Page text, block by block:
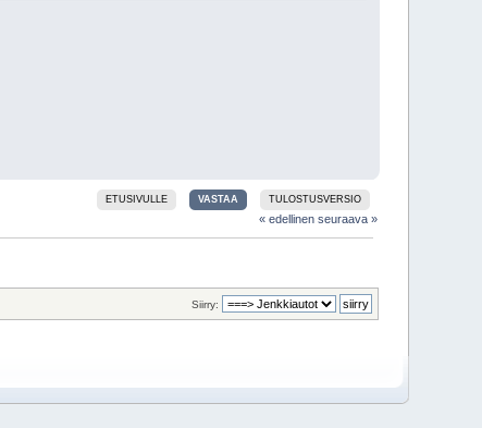
ETUSIVULLE VASTAA TULOSTUSVERSIO
« edellinen seuraava »
Siirry: